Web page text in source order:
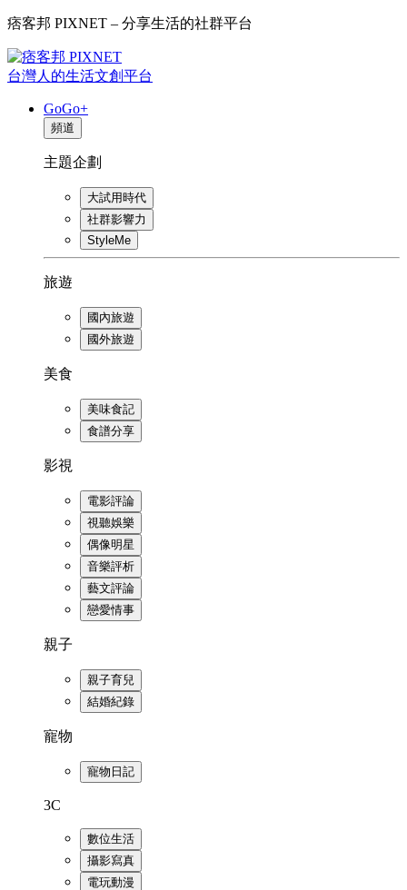
痞客邦 PIXNET – 分享生活的社群平台
台灣人的生活文創平台
GoGo+
頻道
主題企劃
大試用時代
社群影響力
StyleMe
旅遊
國內旅遊
國外旅遊
美食
美味食記
食譜分享
影視
電影評論
視聽娛樂
偶像明星
音樂評析
藝文評論
戀愛情事
親子
親子育兒
結婚紀錄
寵物
寵物日記
3C
數位生活
攝影寫真
電玩動漫